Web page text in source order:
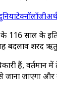
टेक्नॉलॉजी
साल के
बदलाव शरद
हैं,
जाएगा और